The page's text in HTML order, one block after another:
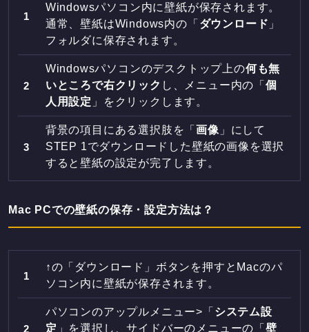
Windowsパソコン内に壁紙が保存されます。
通常、壁紙はWindows内の「 ダウンロード 」
フォルダに保存されます。
Windowsパソコンのデスクトップ上の何も無
いところで右クリック し、メニュー内の「 個
人用設定 」をクリックします。
背景の項目にある選択肢を「画像 」にして
STEP 1でダウンロードした壁紙の画像を選択
すると壁紙の設定が完了します。
Mac PCでの壁紙の保存・設定方法は？
↑の「ダウンロード」ボタンを押すとMacのパ
ソコン内に壁紙が保存されます。
パソコンのアップルメニュー>「 システム設
定 」を選択し、サイドバーのメニューの「壁